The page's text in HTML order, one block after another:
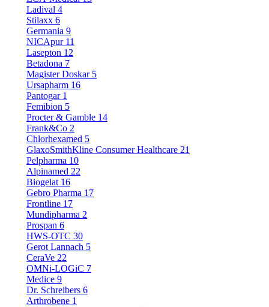
Ladival 4
Stilaxx 6
Germania 9
NICApur 11
Lasepton 12
Betadona 7
Magister Doskar 5
Ursapharm 16
Pantogar 1
Femibion 5
Procter & Gamble 14
Frank&Co 2
Chlorhexamed 5
GlaxoSmithKline Consumer Healthcare 21
Pelpharma 10
Alpinamed 22
Biogelat 16
Gebro Pharma 17
Frontline 17
Mundipharma 2
Prospan 6
HWS-OTC 30
Gerot Lannach 5
CeraVe 22
OMNi-LOGiC 7
Medice 9
Dr. Schreibers 6
Arthrobene 1